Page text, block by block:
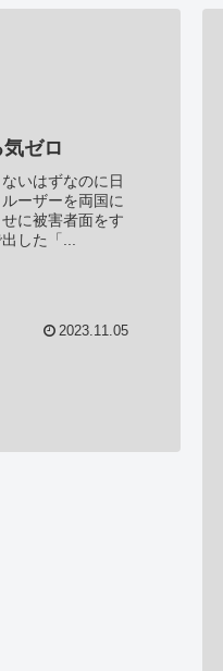
ゼロ
いはずなのに日
ーザーを両国に
に被害者面をす
した「...
2023.11.05